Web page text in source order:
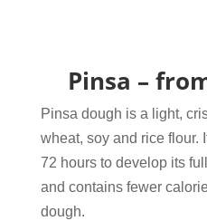
Pinsa –
Pinsa dough is a light,
wheat, soy and rice flour.
72 hours to develop its
and contains fewer
dough.